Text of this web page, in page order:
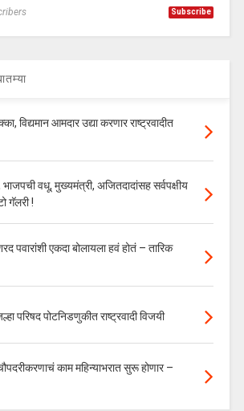
Subscribe
विद्यमान आमदार उद्या करणार राष्ट्रवादीत
भाजपची वधू, मुख्यमंत्री, अजितदादांसह सर्वपक्षीय
गॅलरी !
पवारांशी एकदा बोलायला हवं होतं – तारिक
परिषद पोटनिडणुकीत राष्ट्रवादी विजयी
काम महिन्याभरात सुरू होणार –